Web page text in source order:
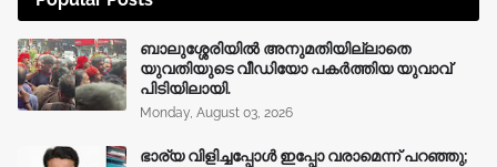
ബാലുശ്ശേരിയിൽ അനുമതിയില്ലാതെ
യുവതിയുടെ വീഡിയോ പകർത്തിയ യുവാവ്
പിടിയിലായി.
Monday, August 03, 2026
ഭാര്യ വിളിച്ചപ്പോള്‍ ഇപ്പോ വരാമെന്ന് പറഞ്ഞു;